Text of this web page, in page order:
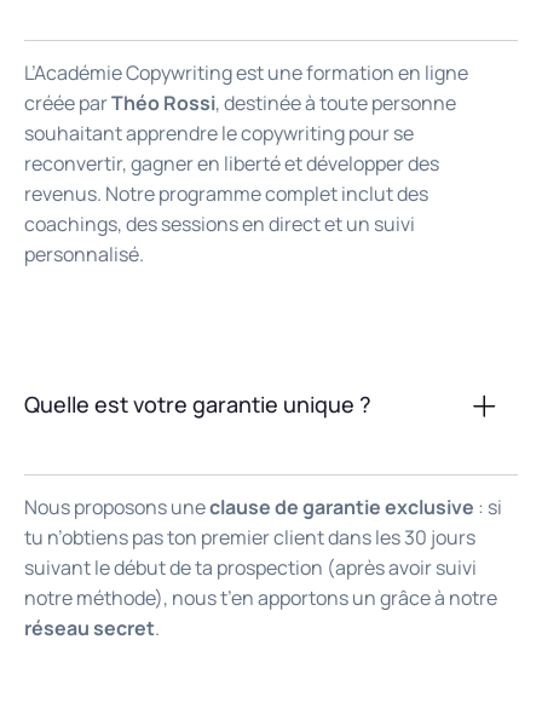
L’Académie Copywriting est une formation en ligne
créée parThéo Rossi, destinée à toute personne
souhaitant apprendre le copywriting pour se
reconvertir, gagner en liberté et développer des
revenus. Notre programme complet inclut des
coachings, des sessions en direct et un suivi
personnalisé.
Quelle est votre garantie unique ?
Nous proposons uneclause de garantie exclusive : si
tu n’obtiens pas ton premier client dans les 30 jours
suivant le début de ta prospection (après avoir suivi
notre méthode), nous t’en apportons un grâce à notre
réseau secret.